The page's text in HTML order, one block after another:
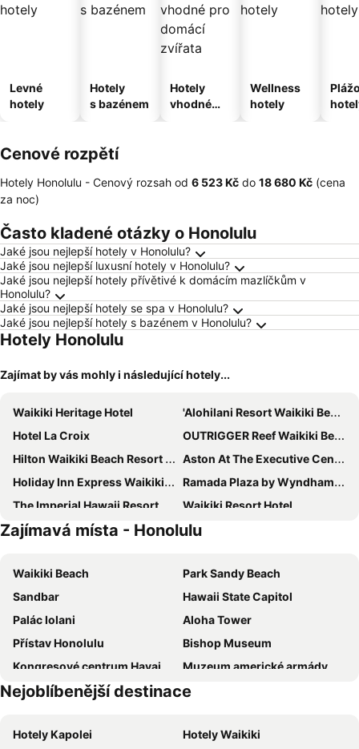
Levné
hotely
Hotely
s bazénem
Hotely
vhodné
Wellness
hotely
Cenové rozpětí
Hotely Honolulu - Cenový rozsah od ‎6 523 Kč do ‎18 680 Kč (cena
za noc)
Často kladené otázky o Honolulu
Jaké jsou nejlepší hotely v Honolulu?
Jaké jsou nejlepší luxusní hotely v Honolulu?
Jaké jsou nejlepší hotely přívětivé k domácím mazlíčkům v
Honolulu?
Jaké jsou nejlepší hotely se spa v Honolulu?
Jaké jsou nejlepší hotely s bazénem v Honolulu?
Hotely Honolulu
Zajímat by vás mohly i následující hotely...
Waikiki Heritage Hotel
'Alohilani Resort Waikiki Beach
Hotel La Croix
OUTRIGGER Reef Waikiki Beach Resort
Hilton Waikiki Beach Resort & Spa
Aston At The Executive Centre Hotel
Holiday Inn Express Waikiki By Ihg
Ramada Plaza by Wyndham Waikiki
The Imperial Hawaii Resort
Waikiki Resort Hotel
Halepuna Waikiki by Halekulani
Hilton Vacation Club The Modern Honolulu
Sheraton Princess Kaiulani Waikiki Beach
Prince Waikiki
Queen Kapiolani Hotel
Ala Moana Honolulu by Mantra
OUTRIGGER Waikiki Beach Resort
Best Western The Plaza Hotel Honolulu Airport
Hyatt Place Waikiki Beach
The Equus
Shoreline Hotel Waikiki
Courtyard by Marriott Waikiki Beach
OUTRIGGER Waikiki Paradise Hotel
The Twin Fin Hotel
Pacific Monarch Hotel
Pagoda Hotel
Zajímavá místa - Honolulu
Waikiki Beach
Park Sandy Beach
Sandbar
Hawaii State Capitol
Palác Iolani
Aloha Tower
Přístav Honolulu
Bishop Museum
Kongresové centrum Havaj
Muzeum americké armády Havaj
Waikiki Beach Walk
Royal Hawaiian Center
Polynesian Cultural Center
Kailua Bay
Nejoblíbenější destinace
Hotely Kapolei
Hotely Waikiki